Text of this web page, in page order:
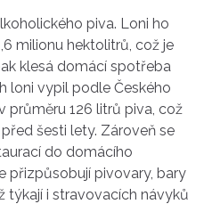
piva. Loni ho
milionu hektolitrů, což je
klesá domácí spotřeba
loni vypil podle Českého
průměru 126 litrů piva, což
šesti lety. Zároveň se
do domácího
přizpůsobují pivovary, bary
týkají i stravovacích návyků